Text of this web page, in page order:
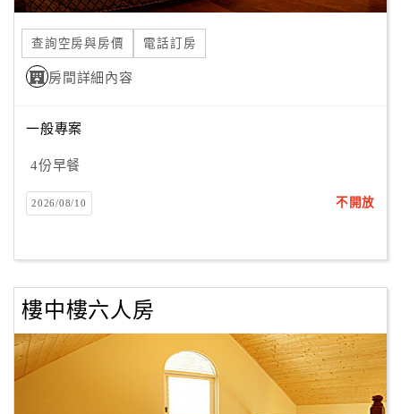
合
作
提
案
店
作
商
合
作
查詢空房與房價 電話訂房
房間詳細內容
一般專案
4份早餐
2026/08/10 不開放
樓中樓六人房